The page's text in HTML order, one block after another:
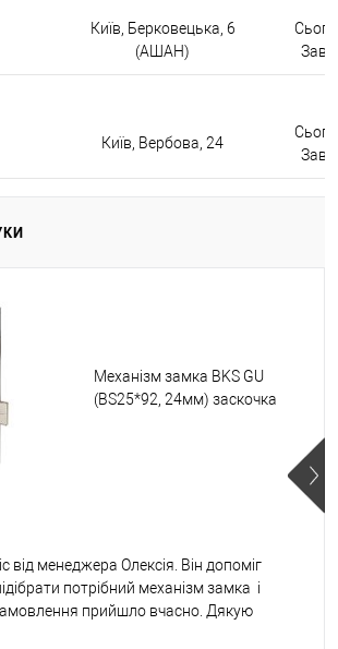
Київ, Берковецька, 6
(АШАН)
Київ, Вербова, 24
Механізм замка BKS GU
(BS25*92, 24мм) заскочка
від менеджера Олексія. Він допоміг
потрібний механізм замка і
прийшло вчасно. Дякую